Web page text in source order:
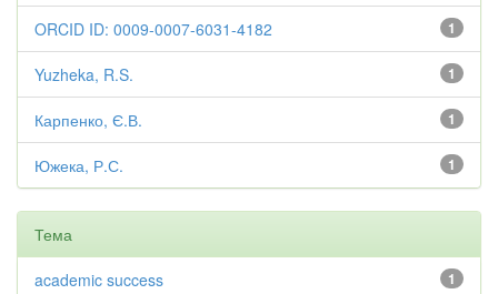
1
ORCID ID: 0009-0007-6031-4182
1
Yuzheka, R.S.
1
Карпенко, Є.В.
1
Южека, Р.С.
Тема
1
academic success